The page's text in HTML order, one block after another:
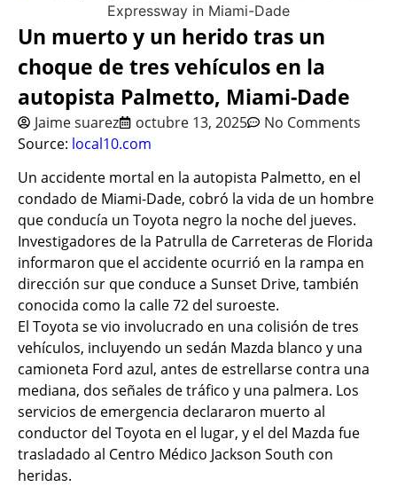
Un muerto y un herido tras un
choque de tres vehículos en la
autopista Palmetto, Miami-Dade
Jaime suarez octubre 13, 2025
No Comments
Source: local10.com
Un accidente mortal en la autopista Palmetto, en el
condado de Miami-Dade, cobró la vida de un hombre
que conducía un Toyota negro la noche del jueves.
Investigadores de la Patrulla de Carreteras de Florida
informaron que el accidente ocurrió en la rampa en
dirección sur que conduce a Sunset Drive, también
conocida como la calle 72 del suroeste.
El Toyota se vio involucrado en una colisión de tres
vehículos, incluyendo un sedán Mazda blanco y una
camioneta Ford azul, antes de estrellarse contra una
mediana, dos señales de tráfico y una palmera. Los
servicios de emergencia declararon muerto al
conductor del Toyota en el lugar, y el del Mazda fue
trasladado al Centro Médico Jackson South con
heridas.